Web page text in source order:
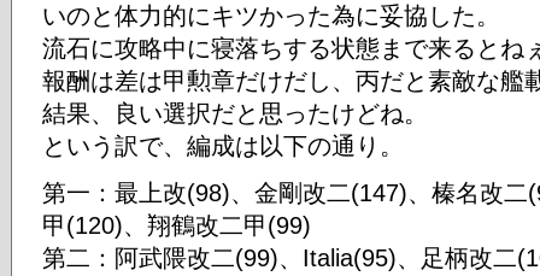
いのと体力的にキツかった為に妥協した。
流石に攻略中に寝落ちする状態まで来るとね
報酬は差は甲勲章だけだし、丙だと素敵な艦
結果、良い選択だと思ったけどね。
という訳で、編成は以下の通り。
第一：最上改(98)、金剛改二(147)、榛名改
甲(120)、翔鶴改二甲(99)
第二：阿武隈改二(99)、Italia(95)、足柄改二